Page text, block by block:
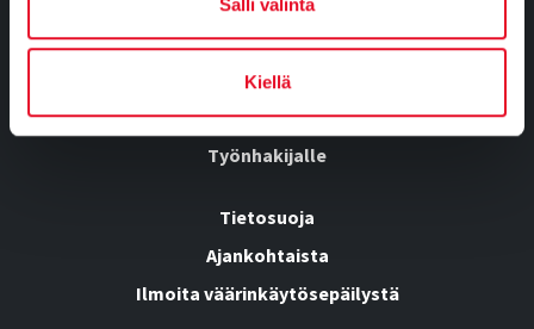
Kiellä
Tutkimusvastaajille
Yhteystiedot
Osaamisemme
Työnhakijalle
Tietosuoja
Ajankohtaista
Ilmoita väärinkäytösepäilystä